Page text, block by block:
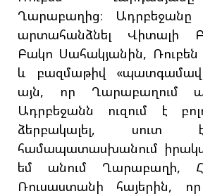
Ղարաբաղից։ Ադրբեջանը
արտահանձնել Վիտալի
Բակո Սահակյանին,
և բազմաթիվ
այն, որ Ղարաբաղում
Ադրբեջանն ուզում է
ձերբակալել,
համապատասխանում
եմ անում Ղարաբաղի,
Ռուսաստանի հայերին,